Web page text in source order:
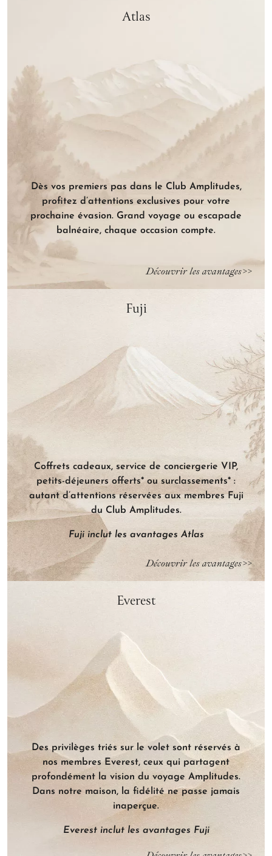
Atlas
Dès vos premiers pas dans le Club Amplitudes,
profitez d’attentions exclusives pour votre
prochaine évasion. Grand voyage ou escapade
balnéaire, chaque occasion compte.
Découvrir les avantages
Un itinéraire toujours sur mesure
Exploration contemplative, grande aventure,
parenthèse insulaire… Seul, à deux, en famille… Vos
envies guident notre savoir-faire pour imaginer un
Fuji
Coffrets cadeaux, service de conciergerie VIP,
petits-déjeuners offerts* ou surclassements* :
autant d’attentions réservées aux membres Fuji
du Club Amplitudes.
Fuji inclut les avantages Atlas
Découvrir les avantages
Un coffret cadeau pour un voyage
sur mesure mémorable
Pour compléter votre carnet sur mesure, un petit
coffret aux attentions personnalisées vous plonge,
avant même le départ, dans l’atmosphère de votre
Everest
Des privilèges triés sur le volet sont réservés à
nos membres Everest, ceux qui partagent
profondément la vision du voyage Amplitudes.
Dans notre maison, la fidélité ne passe jamais
inaperçue.
Everest inclut les avantages Fuji
Rendez-vous sur votre lieu de
travail***
Votre conseiller personnel vous rejoint sur votre
lieu de travail ou bien dans un restaurant pour
déjeuner. Vous n’avez pas besoin de vous déplacer,
laissez le voyage venir à vous.